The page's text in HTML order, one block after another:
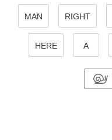
MAN RIGHT
HERE A